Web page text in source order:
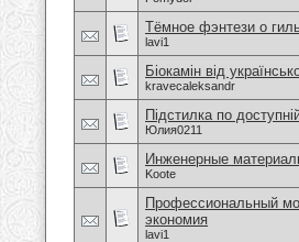
Тёмное фэнтези о
lavi1
Біокамін від
kravecaleksandr
Підстилка по доступній
Юлия0211
Инженерные
Koote
Профессиональный
экономия
lavi1